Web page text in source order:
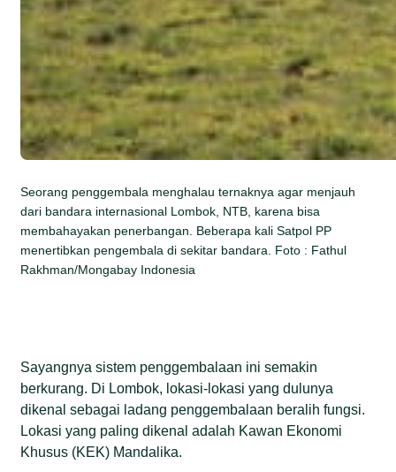
Seorang penggembala menghalau ternaknya agar menjauh
dari bandara internasional Lombok, NTB, karena bisa
membahayakan penerbangan. Beberapa kali Satpol PP
menertibkan pengembala di sekitar bandara. Foto : Fathul
Rakhman/Mongabay Indonesia
Sayangnya sistem penggembalaan ini semakin
berkurang. Di Lombok, lokasi-lokasi yang dulunya
dikenal sebagai ladang penggembalaan beralih fungsi.
Lokasi yang paling dikenal adalah Kawan Ekonomi
Khusus (KEK) Mandalika.